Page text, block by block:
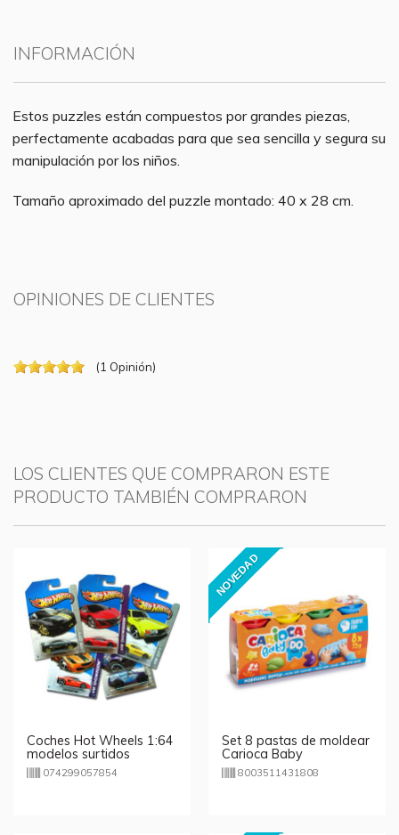
INFORMACIÓN
Estos puzzles están compuestos por grandes piezas,
perfectamente acabadas para que sea sencilla y segura su
manipulación por los niños.
Tamaño aproximado del puzzle montado: 40 x 28 cm.
OPINIONES DE CLIENTES
(1 Opinión)
LOS CLIENTES QUE COMPRARON ESTE
PRODUCTO TAMBIÉN COMPRARON
Coches Hot Wheels 1:64
modelos surtidos
074299057854
NOVEDAD
Set 8 pastas de moldear
Carioca Baby
8003511431808